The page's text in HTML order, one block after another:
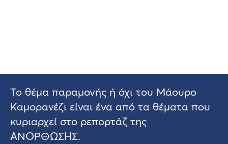
Το θέμα παραμονής ή όχι του Μάουρο
Καμορανέζι είναι ένα από τα θέματα που
κυριαρχεί στο ρεπορτάζ της
ΑΝΟΡΘΩΣΗΣ.